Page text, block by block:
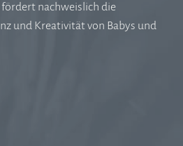
nachweislich die
und Kreativität von Babys und